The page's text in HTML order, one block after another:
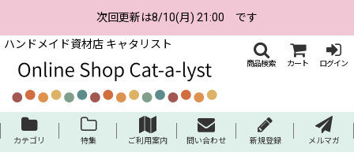
次回更新は8/10(月) 21:00 です
ハンドメイド資材店 キャタリスト
商品検索 カート ログイン
カテゴリ 特集 ご利用案内 問い合わせ 新規登録 メルマガ